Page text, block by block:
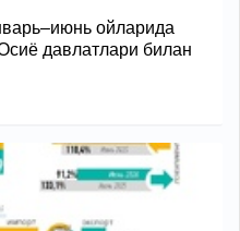
ойларида
давлатлари билан